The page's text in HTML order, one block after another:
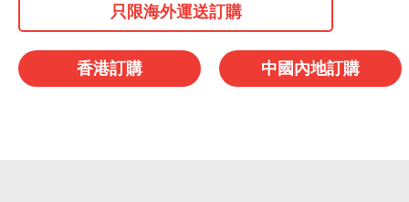
只限海外運送訂購
香港訂購 中國內地訂購